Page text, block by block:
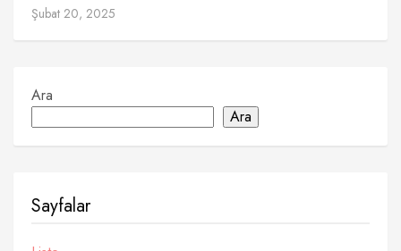
Şubat 20, 2025
Ara
Ara
Sayfalar